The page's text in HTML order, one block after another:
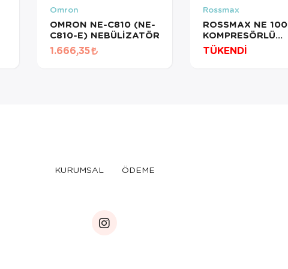
Omron
OMRON NE-C810 (NE-
C810-E) NEBÜLİZATÖR
1.666,35
Rossmax
ROSSMAX NE 100
KOMPRESÖRLÜ
NEBULİZATÖR
TÜKENDİ
KURUMSAL ÖDEME